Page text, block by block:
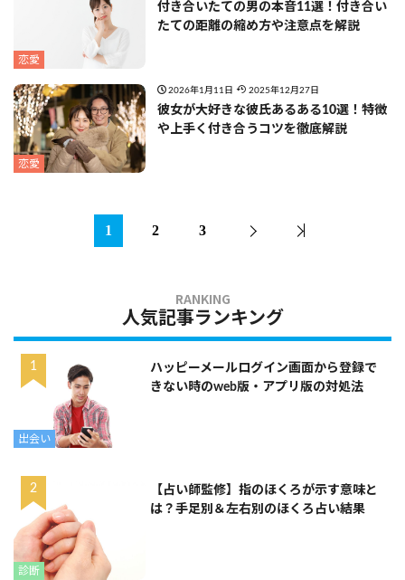
恋愛
付き合いたての男の本音11選！付き合い
たての距離の縮め方や注意点を解説
恋愛
2026年1月11日 2025年12月27日
彼女が大好きな彼氏あるある10選！特徴
や上手く付き合うコツを徹底解説
1 2 3
人気記事ランキング
出会い
ハッピーメールログイン画面から登録で
きない時のweb版・アプリ版の対処法
診断
【占い師監修】指のほくろが示す意味と
は？手足別＆左右別のほくろ占い結果